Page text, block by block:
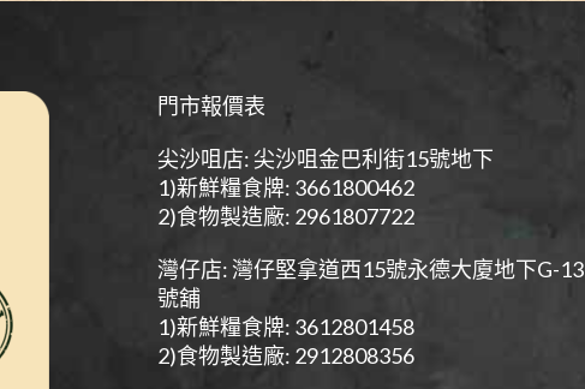
門市報價表
尖沙咀店: 尖沙咀金巴利街15號地下
1)新鮮糧食牌: 3661800462
2)食物製造廠: 2961807722
灣仔店: 灣仔堅拿道西15號永德大廈地下G-13
號舖
1)新鮮糧食牌: 3612801458
2)食物製造廠: 2912808356